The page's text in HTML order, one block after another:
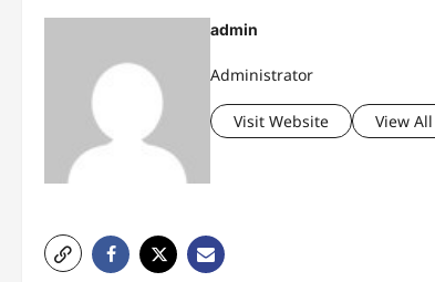
admin
Administrator
Visit Website View